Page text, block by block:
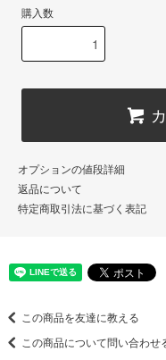
購入数
オプションの値段詳細
返品について
特定商取引法に基づく表記
この商品を友達に教える
この商品について問い合わせ